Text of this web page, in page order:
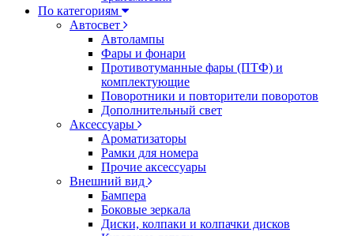
По категориям
Автосвет
Автолампы
Фары и фонари
Противотуманные фары (ПТФ) и
комплектующие
Поворотники и повторители поворотов
Дополнительный свет
Аксессуары
Ароматизаторы
Рамки для номера
Прочие аксессуары
Внешний вид
Бампера
Боковые зеркала
Диски, колпаки и колпачки дисков